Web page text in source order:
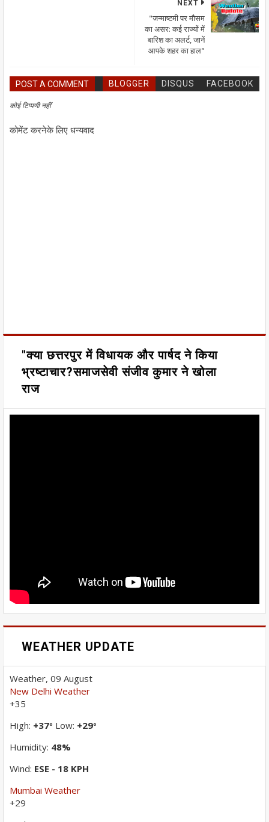
NEXT
"जन्माष्टमी पर मौसम
का असर: कई राज्यों में
बारिश का अलर्ट, जानें
आपके शहर का हाल"
POST A COMMENT BLOGGER DISQUS FACEBOOK
कोई टिप्पणी नहीं
कोमेंट करनेके लिए धन्यवाद
"क्या छत्तरपुर में विधायक और पार्षद ने किया
भ्रष्टाचार?समाजसेवी संजीव कुमार ने खोला
राज
WEATHER UPDATE
Weather, 09 August
New Delhi Weather
+35
High: +37° Low: +29°
Humidity: 48%
Wind: ESE - 18 KPH
Mumbai Weather
+29